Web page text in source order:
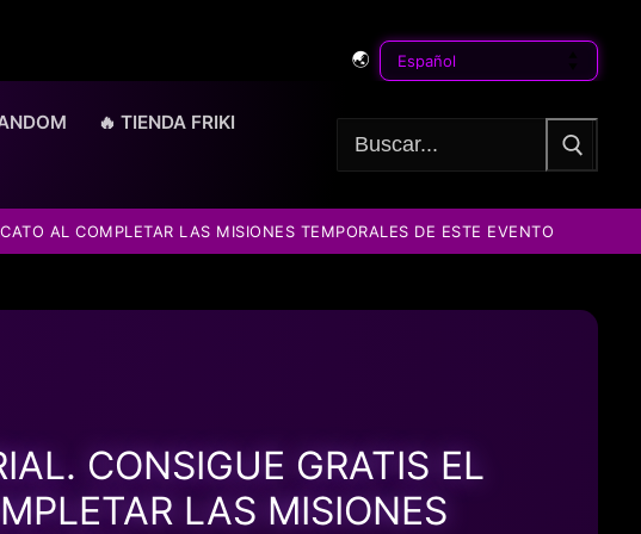
🌏
🔥 TIENDA FRIKI
Buscar:
AL COMPLETAR LAS MISIONES TEMPORALES DE ESTE EVENTO
CONSIGUE GRATIS EL
LAS MISIONES